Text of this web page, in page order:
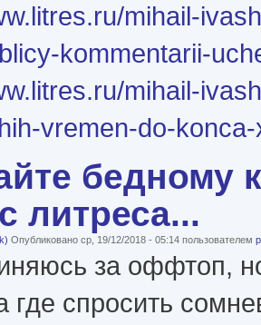
mihail-
kommentarii-
mihail-
vremen-do-
бедному
литреса...
Опубликовано ср, 19/12/2018 - 05:14 пользователем
за оффтоп,
где спросить